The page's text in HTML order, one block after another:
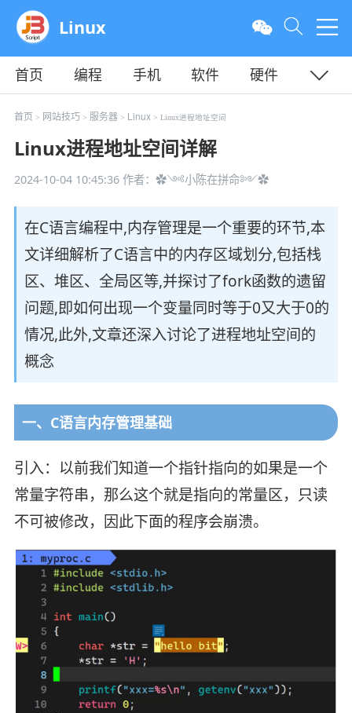
Linux
首页 编程 手机 软件
硬件
教程
平面 服务器
首页 > 网站技巧 > 服务器> Linux> Linux进程地址空间
Linux进程地址空间详解
2024-10-04 10:45:36作者：✿༺小陈在拼命༻✿
在C语言编程中,内存管理是一个重要的环节,本
文详细解析了C语言中的内存区域划分,包括栈
区、堆区、全局区等,并探讨了fork函数的遗留
问题,即如何出现一个变量同时等于0又大于0的
情况,此外,文章还深入讨论了进程地址空间的
概念
一、C语言内存管理基础
引入：以前我们知道一个指针指向的如果是一个
常量字符串，那么这个就是指向的常量区，只读
不可被修改，因此下面的程序会崩溃。